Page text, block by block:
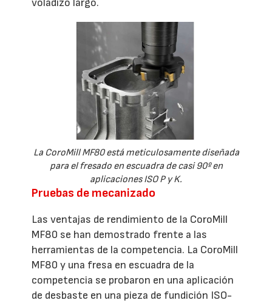
voladizo largo.
La CoroMill MF80 está meticulosamente diseñada
para el fresado en escuadra de casi 90º en
aplicaciones ISO P y K.
Pruebas de mecanizado
Las ventajas de rendimiento de la CoroMill
MF80 se han demostrado frente a las
herramientas de la competencia. La CoroMill
MF80 y una fresa en escuadra de la
competencia se probaron en una aplicación
de desbaste en una pieza de fundición ISO-